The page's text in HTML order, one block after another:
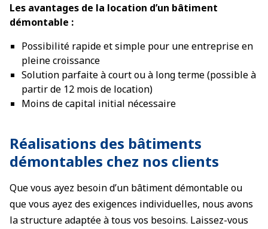
Les avantages de la location d’un bâtiment
démontable :
Possibilité rapide et simple pour une entreprise en
pleine croissance
Solution parfaite à court ou à long terme (possible à
partir de 12 mois de location)
Moins de capital initial nécessaire
Réalisations des bâtiments
démontables chez nos clients
Que vous ayez besoin d’un bâtiment démontable ou
que vous ayez des exigences individuelles, nous avons
la structure adaptée à tous vos besoins. Laissez-vous